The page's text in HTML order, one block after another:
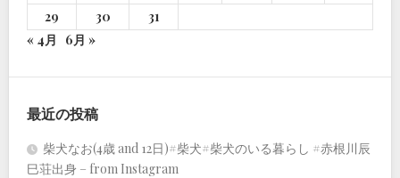
29
30
31
« 4月
6月 »
最近の投稿
柴犬なお(4歳 and 12日)#柴犬#柴犬のいる暮らし #赤根川辰
巳荘出身 – from Instagram